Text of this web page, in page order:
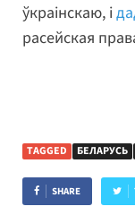
ўкраінскаю, і
расейская
TAGGED БЕЛАРУСЬ
SHARE